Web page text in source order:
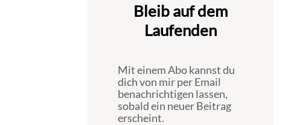
Bleib auf dem
Laufenden
Mit einem Abo kannst du
dich von mir per Email
benachrichtigen lassen,
sobald ein neuer Beitrag
erscheint.